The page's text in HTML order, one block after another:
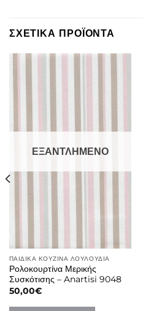
ΣΧΕΤΙΚΑ ΠΡΟΪΟΝΤΑ
ΕΞΑΝΤΛΗΜΕΝΟ
ΠΑΙΔΙΚΑ ΚΟΥΖΙΝΑ ΛΟΥΛΟΥΔΙΑ
Ρολοκουρτίνα Μερικής
Συσκότισης – Anartisi 9048
50,00€